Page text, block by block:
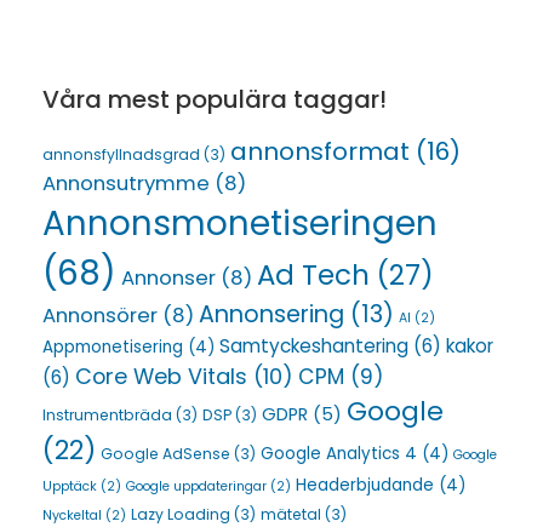
Våra mest populära taggar!
annonsfyllnadsgrad (3) annonsformat (16)
Annonsutrymme (8)
Annonsmonetiseringen
(68) Annonser (8) Ad Tech (27)
Annonsörer (8) Annonsering (13) AI (2)
Appmonetisering (4) Samtyckeshantering (6) kakor
(6) Core Web Vitals (10) CPM (9)
Instrumentbräda (3) DSP(3) GDPR (5) Google
(22) Google AdSense (3) Google Analytics 4 (4) Google
Upptäck (2) Google uppdateringar (2) Headerbjudande (4)
Nyckeltal (2) Lazy Loading (3) mätetal (3)